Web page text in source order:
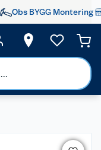
Obs BYGG Montering